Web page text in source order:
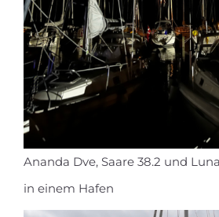
Ananda Dve, Saare 38.2 und
in einem Hafen